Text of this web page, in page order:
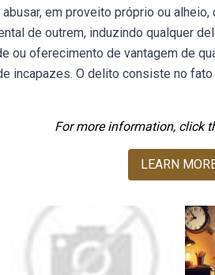
em proveito próprio ou
de outrem, induzindo qualquer
ou oferecimento de vantagem de
incapazes. O delito consiste no
For more information, click
LEARN